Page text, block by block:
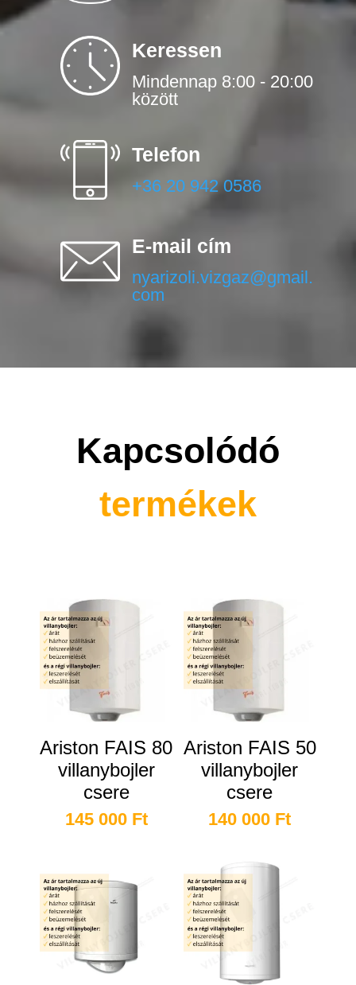
Keressen
Mindennap 8:00 - 20:00
között
Telefon
+36 20 942 0586
E-mail cím
nyarizoli.vizgaz@gmail.
com
Kapcsolódó
termékek
Ariston FAIS 80
villanybojler
csere
145 000 Ft
Ariston FAIS 50
villanybojler
csere
140 000 Ft